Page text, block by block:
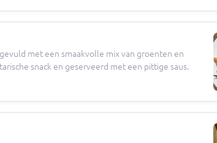
met een smaakvolle mix van groenten en
snack en geserveerd met een pittige saus.